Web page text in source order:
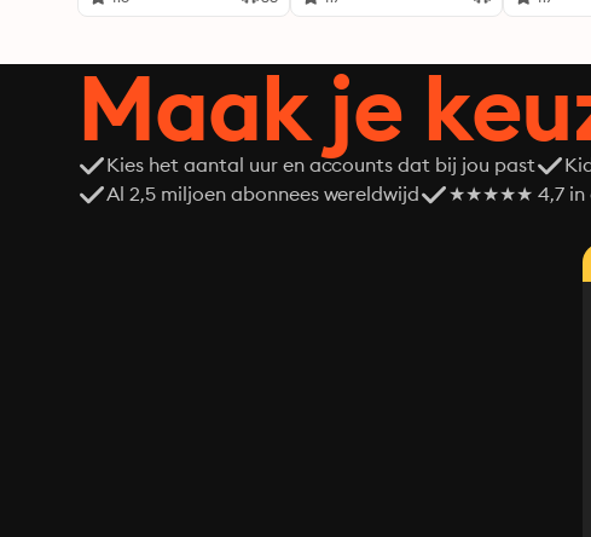
Maak je
Kies het aantal uur en accounts dat bij jou past
Al 2,5 miljoen abonnees wereldwijd
★★★★★ 4,7 in